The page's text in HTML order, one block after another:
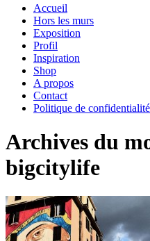
Aller
contenu
Accueil
Hors les murs
Exposition
Profil
Inspiration
Shop
A propos
Contact
Politique de confidentialité
Archives du
bigcitylife